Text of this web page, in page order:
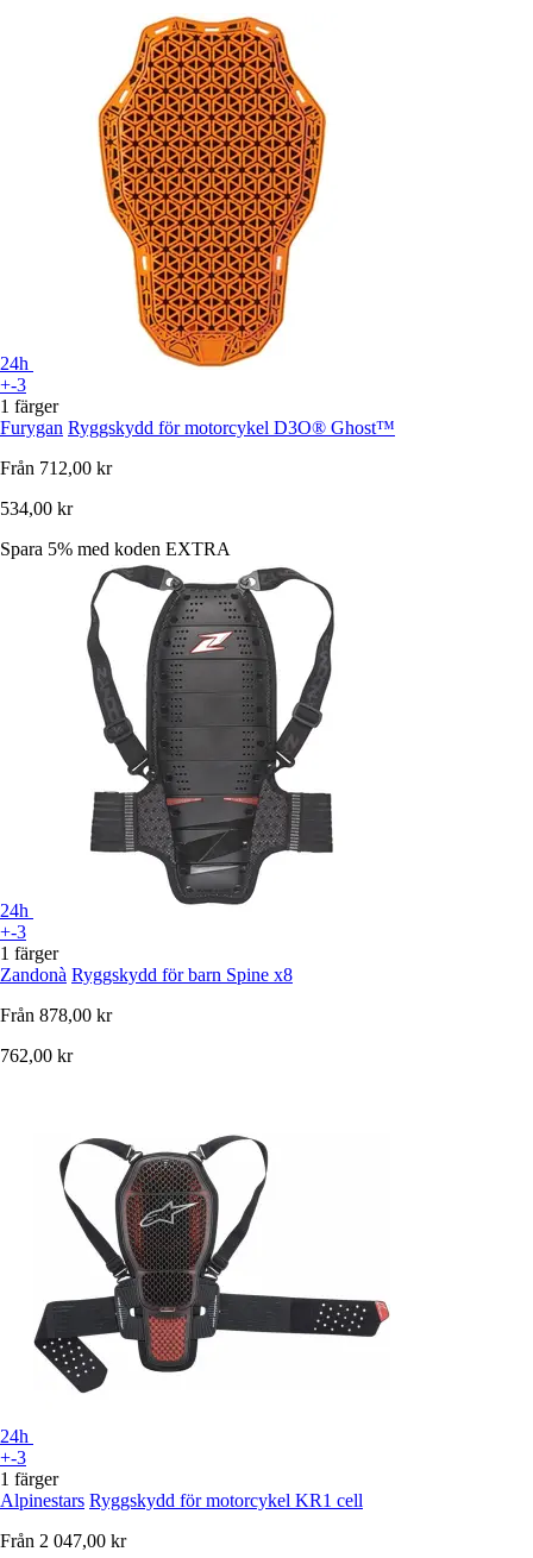
24h
+-3
1 färger
Furygan Ryggskydd för motorcykel D3O® Ghost™
Från 712,00 kr
534,00 kr
Spara 5% med koden EXTRA
24h
+-3
1 färger
Zandonà Ryggskydd för barn Spine x8
Från 878,00 kr
762,00 kr
24h
+-3
1 färger
Alpinestars Ryggskydd för motorcykel KR1 cell
Från 2 047,00 kr